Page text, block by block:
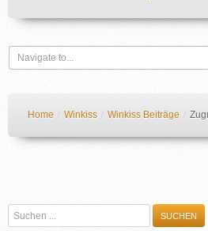
Home / Winkiss / Winkiss Beiträge /
Suchen
...
SUCHEN